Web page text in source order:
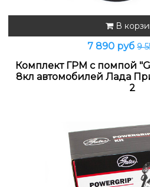
В
7 890 руб 9
Комплект ГРМ с помпой
8кл автомобилей Лада
2